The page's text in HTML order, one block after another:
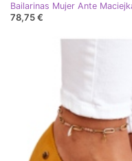
Bailarinas Mujer Ante
78,75 €